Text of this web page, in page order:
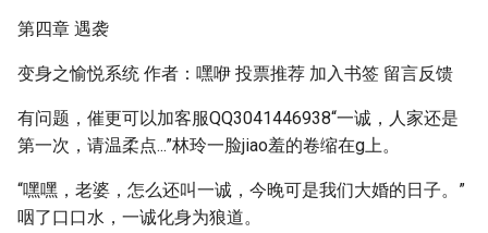
第四章 遇袭
变身之愉悦系统 作者：嘿咿 投票推荐 加入书签 留言反馈
有问题，催更可以加客服QQ3041446938“一诚，人家还是
第一次，请温柔点...”林玲一脸jiao羞的卷缩在g上。
“嘿嘿，老婆，怎么还叫一诚，今晚可是我们大婚的日子。”
咽了口口水，一诚化身为狼道。